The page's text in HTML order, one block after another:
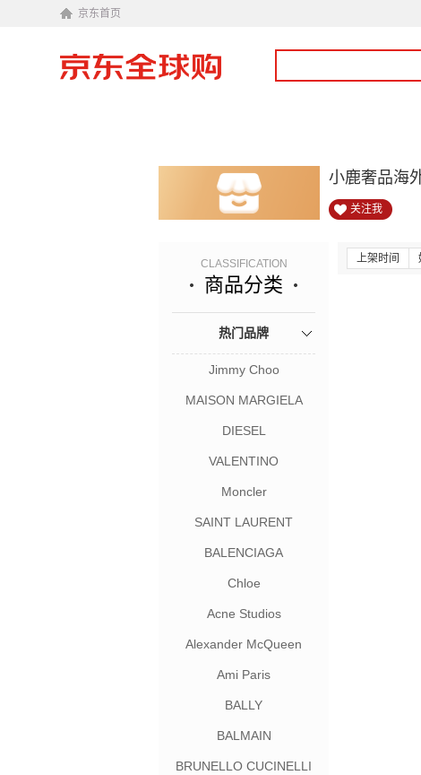
京东首页
小鹿奢品海
关注我
CLASSIFICATION
商品分类
热门品牌
Jimmy Choo
MAISON MARGIELA
DIESEL
VALENTINO
Moncler
SAINT LAURENT
BALENCIAGA
Chloe
Acne Studios
Alexander McQueen
Ami Paris
BALLY
BALMAIN
BRUNELLO CUCINELLI
上架时间